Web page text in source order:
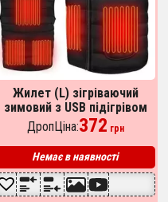
Жилет (L) зігріваючий
зимовий з USB підігрівом
унісекс чорний
ДропЦіна:372 грн
Немає в наявності